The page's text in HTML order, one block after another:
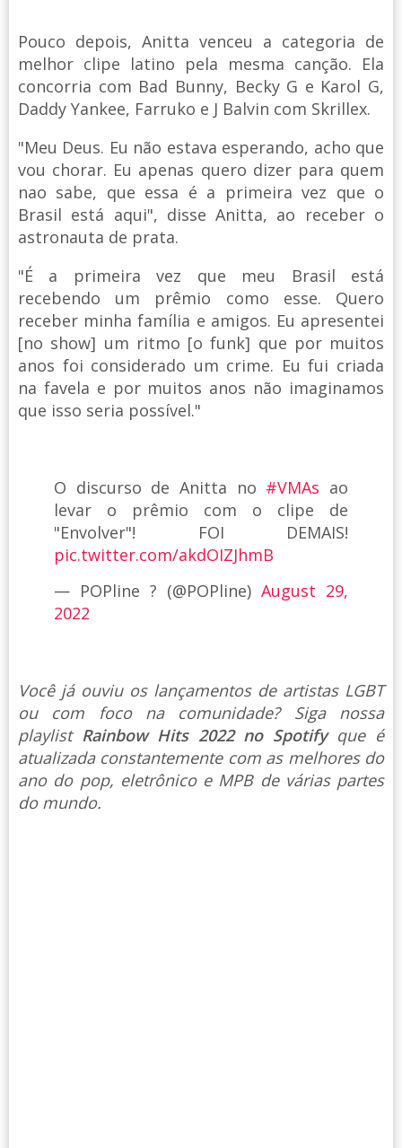
Pouco depois, Anitta venceu a categoria de
melhor clipe latino pela mesma canção. Ela
concorria com Bad Bunny, Becky G e Karol G,
Daddy Yankee, Farruko e J Balvin com Skrillex.
"Meu Deus. Eu não estava esperando, acho que
vou chorar. Eu apenas quero dizer para quem
nao sabe, que essa é a primeira vez que o
Brasil está aqui", disse Anitta, ao receber o
astronauta de prata.
"É a primeira vez que meu Brasil está
recebendo um prêmio como esse. Quero
receber minha família e amigos. Eu apresentei
[no show] um ritmo [o funk] que por muitos
anos foi considerado um crime. Eu fui criada
na favela e por muitos anos não imaginamos
que isso seria possível."
O discurso de Anitta no #VMAs ao
levar o prêmio com o clipe de
"Envolver"! FOI DEMAIS!
pic.twitter.com/akdOIZJhmB
— POPline ? (@POPline) August 29,
2022
Você já ouviu os lançamentos de artistas LGBT
ou com foco na comunidade? Siga nossa
playlist Rainbow Hits 2022 no Spotify que é
atualizada constantemente com as melhores do
ano do pop, eletrônico e MPB de várias partes
do mundo.